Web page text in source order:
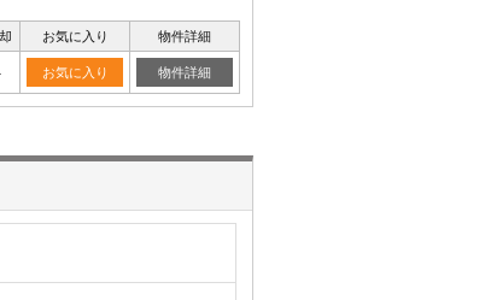
お気に入り 物件詳細
お気に入り 物件詳細